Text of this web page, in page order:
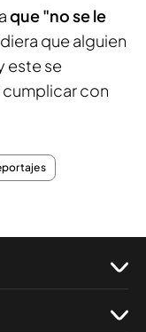
que "no se le
que alguien
este se
con